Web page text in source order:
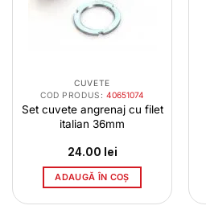
CUVETE
COD PRODUS: 40651074
Set cuvete angrenaj cu filet
italian 36mm
24.00 lei
ADAUGĂ ÎN COȘ